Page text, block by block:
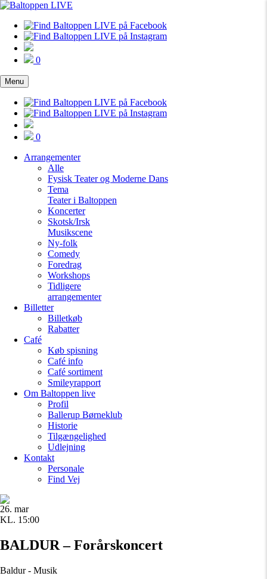
0
Menu
0
Arrangementer
Alle
Fysisk Teater og Moderne Dans
Tema
Teater i Baltoppen
Koncerter
Skotsk/Irsk
Musikscene
Ny-folk
Comedy
Foredrag
Workshops
Tidligere
arrangementer
Billetter
Billetkøb
Rabatter
Café
Køb spisning
Café info
Café sortiment
Smileyrapport
Om Baltoppen live
Profil
Ballerup Børneklub
Historie
Tilgængelighed
Udlejning
Kontakt
Personale
Find Vej
26. mar
KL. 15:00
BALDUR – Forårskoncert
Baldur - Musik